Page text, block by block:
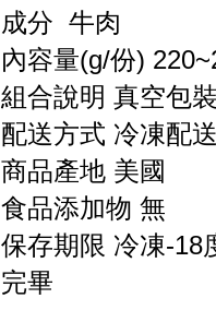
成分 牛肉
內容量(g/份)
組合說明 真空包
配送方式 冷凍配
商品產地 美國
食品添加物 無
保存期限 冷凍-18
完畢